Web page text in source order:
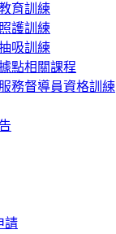
育訓練
護訓練
吸訓練
點相關課程
務督導員資格訓練
請